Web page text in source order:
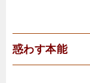
惑わす本能